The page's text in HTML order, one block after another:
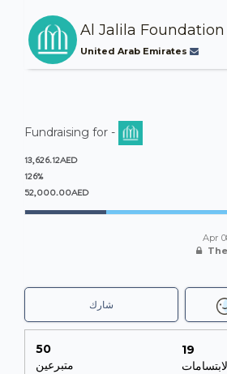
Al Jalila Foundation
United Arab Emirates
Fundraising for -
13,626.12AED
126%
52,000.00AED
Apr
شارك
50
متبرعين
19